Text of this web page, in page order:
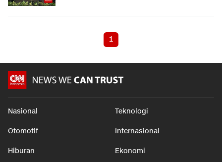
1
Nasional Teknologi
Otomotif Internasional
Hiburan Ekonomi